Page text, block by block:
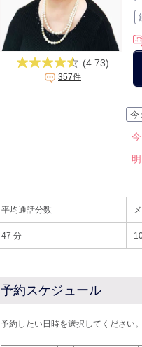
(4.73)
357件
今
平均通話分数
47 分
予約スケジュール
予約したい日時を選択してください。